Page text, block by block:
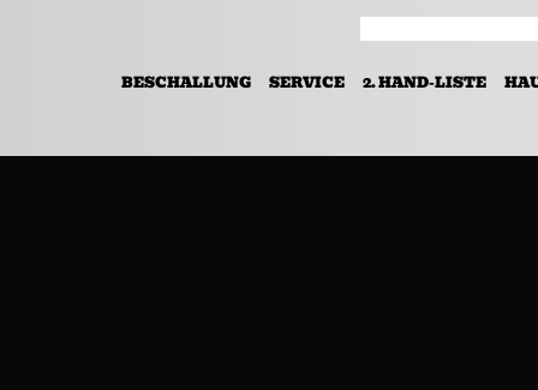
BESCHALLUNG SERVICE 2. HAND-LISTE